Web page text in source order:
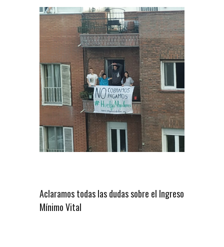
Aclaramos todas las dudas sobre el Ingreso
Mínimo Vital